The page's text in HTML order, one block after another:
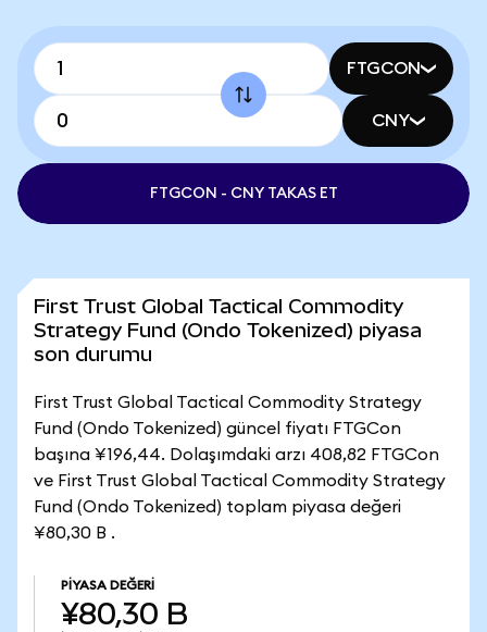
FTGCON
CNY
FTGCON - CNY TAKAS ET
First Trust Global Tactical Commodity
Strategy Fund (Ondo Tokenized) piyasa
son durumu
First Trust Global Tactical Commodity Strategy
Fund (Ondo Tokenized) güncel fiyatı FTGCon
başına ¥196,44. Dolaşımdaki arzı 408,82 FTGCon
ve First Trust Global Tactical Commodity Strategy
Fund (Ondo Tokenized) toplam piyasa değeri
¥80,30 B .
PIYASA DEĞERI
¥80,30 B